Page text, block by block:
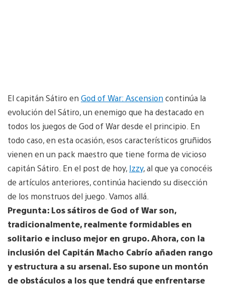
El capitán Sátiro en God of War: Ascension continúa la
evolución del Sátiro, un enemigo que ha destacado en
todos los juegos de God of War desde el principio. En
todo caso, en esta ocasión, esos característicos gruñidos
vienen en un pack maestro que tiene forma de vicioso
capitán Sátiro. En el post de hoy, Izzy, al que ya conocéis
de artículos anteriores, continúa haciendo su disección
de los monstruos del juego. Vamos allá.
Pregunta: Los sátiros de God of War son,
tradicionalmente, realmente formidables en
solitario e incluso mejor en grupo. Ahora, con la
inclusión del Capitán Macho Cabrío añaden rango
y estructura a su arsenal. Eso supone un montón
de obstáculos a los que tendrá que enfrentarse